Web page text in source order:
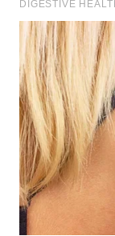
WN
MANDALIKA
WN
LIKUPANG
WN
LABUANBAJO